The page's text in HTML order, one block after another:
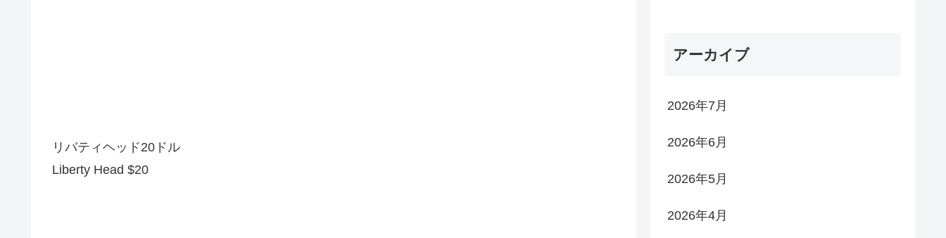
リバティヘッド20ドル
Liberty Head $20
アーカイブ
2026年7月
2026年6月
2026年5月
2026年4月